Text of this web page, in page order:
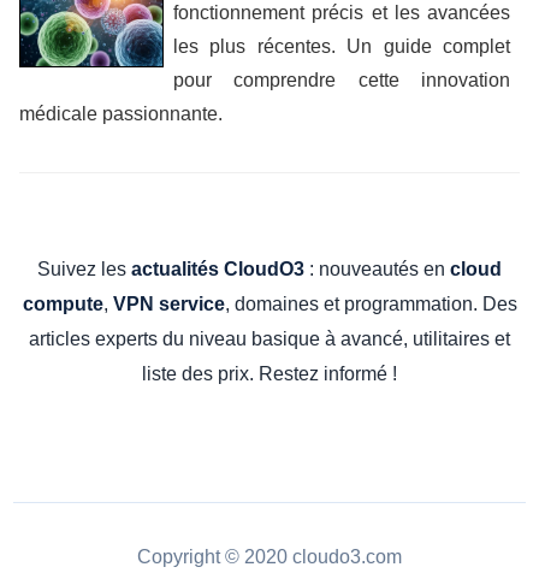
fonctionnement précis et les avancées
les plus récentes. Un guide complet
pour comprendre cette innovation
médicale passionnante.
Suivez les actualités CloudO3 : nouveautés en cloud
compute, VPN service, domaines et programmation. Des
articles experts du niveau basique à avancé, utilitaires et
liste des prix. Restez informé !
Copyright © 2020 cloudo3.com